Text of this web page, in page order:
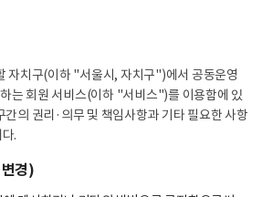
자치구(이하 "서울시, 자치구")에서 공동운영
는 회원 서비스(이하 "서비스")를 이용함에 있
의 권리·의무 및 책임사항과 기타 필요한 사항
.
경)